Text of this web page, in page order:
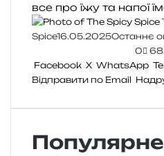
все про їжу та напої
Spice16.05.2025Останнє
0
Facebook X WhatsApp
Відправити по Email
Популярне